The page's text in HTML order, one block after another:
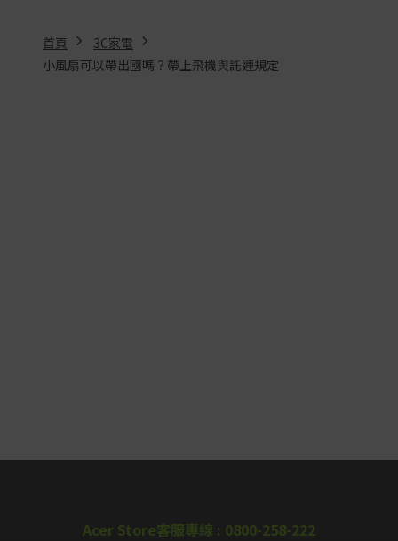
首頁
3C家電
小風扇可以帶出國嗎？帶上飛機與託運規定
Acer Store客服專線 : 0800-258-222